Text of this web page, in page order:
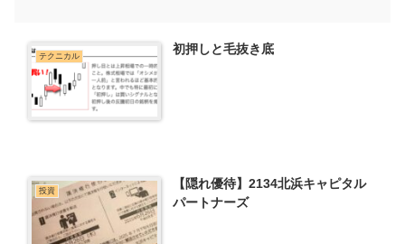
テクニカル 初押しと毛抜き底
投資
【隠れ優待】2134北浜キャピタル
パートナーズ